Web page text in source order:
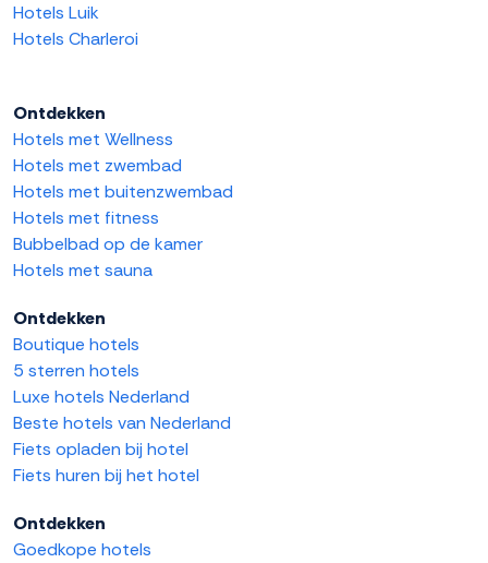
Hotels Luik
Hotels Charleroi
Ontdekken
Hotels met Wellness
Hotels met zwembad
Hotels met buitenzwembad
Hotels met fitness
Bubbelbad op de kamer
Hotels met sauna
Ontdekken
Boutique hotels
5 sterren hotels
Luxe hotels Nederland
Beste hotels van Nederland
Fiets opladen bij hotel
Fiets huren bij het hotel
Ontdekken
Goedkope hotels